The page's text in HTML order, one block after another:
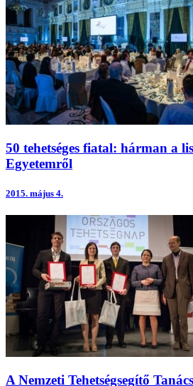
50 tehetséges fiatal: hárman a
Egyetemről
2015. május 4.
A Nemzeti Tehetségsegítő